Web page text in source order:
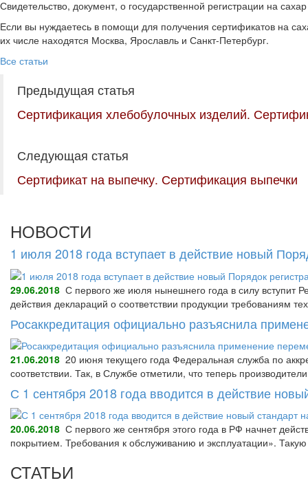
Свидетельство, документ, о государственной регистрации на
Если вы нуждаетесь в помощи для получения сертификатов на
их числе находятся Москва, Ярославль и Санкт-Петербург.
Все статьи
Предыдущая статья
Сертификация хлебобулочных изделий.
Следующая статья
Сертификат на выпечку. Сертификация выпечки
НОВОСТИ
1 июля 2018 года вступает в действие новый
29.06.2018 С первого же июля нынешнего года в силу вступит
действия деклараций о соответствии продукции требованиям
Росаккредитация официально разъяснила
21.06.2018 20 июня текущего года Федеральная служба по
соответствии. Так, в Службе отметили, что теперь
С 1 сентября 2018 года вводится в действие
20.06.2018 С первого же сентября этого года в РФ начнет
покрытием. Требования к обслуживанию и эксплуатации».
СТАТЬИ